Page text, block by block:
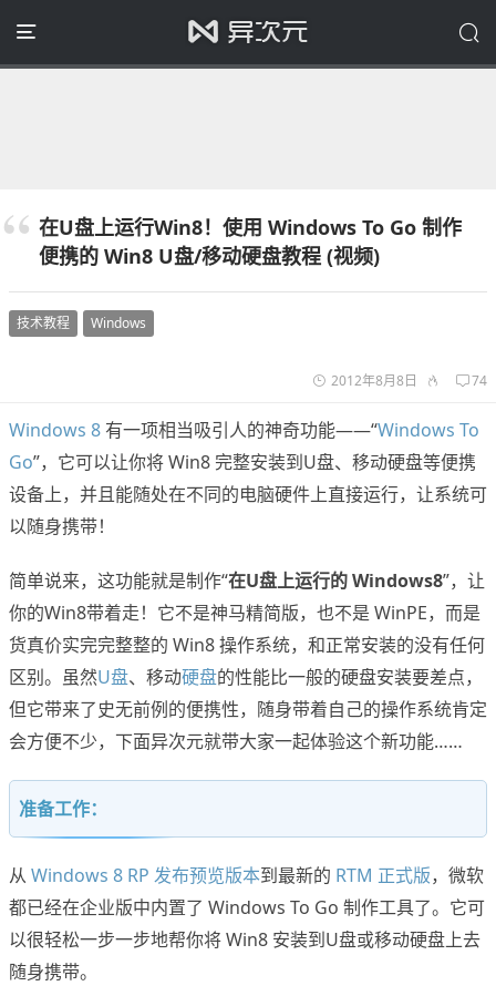
在U盘上运行Win8！使用 Windows To Go 制作
便携的 Win8 U盘/移动硬盘教程 (视频)
技术教程 Windows
2012年8月8日 74
Windows 8 有一项相当吸引人的神奇功能——“Windows To
Go”，它可以让你将 Win8 完整安装到U盘、移动硬盘等便携
设备上，并且能随处在不同的电脑硬件上直接运行，让系统可
以随身携带！
简单说来，这功能就是制作“在U盘上运行的 Windows8”，让
你的Win8带着走！它不是神马精简版，也不是 WinPE，而是
货真价实完完整整的 Win8 操作系统，和正常安装的没有任何
区别。虽然U盘、移动硬盘的性能比一般的硬盘安装要差点，
但它带来了史无前例的便携性，随身带着自己的操作系统肯定
会方便不少，下面异次元就带大家一起体验这个新功能……
准备工作：
从 Windows 8 RP 发布预览版本到最新的 RTM 正式版，微软
都已经在企业版中内置了 Windows To Go 制作工具了。它可
以很轻松一步一步地帮你将 Win8 安装到U盘或移动硬盘上去
随身携带。